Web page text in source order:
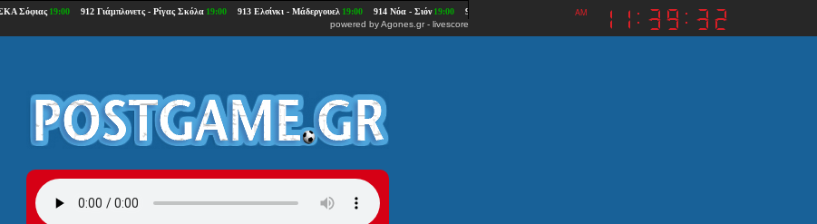
powered byAgones.gr- livescore
AM